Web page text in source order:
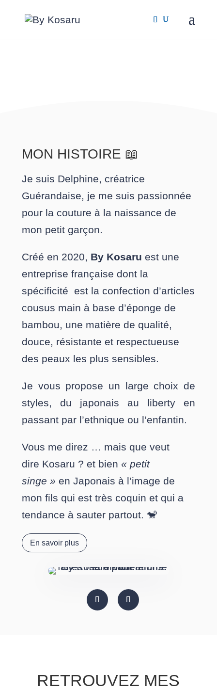
MON HISTOIRE 📖
Je suis Delphine, créatrice
Guérandaise, je me suis passionnée
pour la couture à la naissance de
mon petit garçon.
Créé en 2020, By Kosaru est une
entreprise française dont la
spécificité est la confection d’articles
cousus main à base d’éponge de
bambou, une matière de qualité,
douce, résistante et respectueuse
des peaux les plus sensibles.
Je vous propose un large choix de
styles, du japonais au liberty en
passant par l’ethnique ou l’enfantin.
Vous me direz … mais que veut
dire Kosaru ? et bien « petit
singe » en Japonais à l’image de
mon fils qui est très coquin et qui a
tendance à sauter partout. 🐒
En savoir plus
RETROUVEZ MES